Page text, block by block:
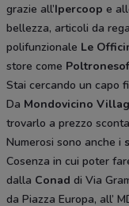
grazie all’Ipercoop e
bellezza, articoli da
polifunzionale Le
store come
Stai cercando un capo
Da Mondovicino
trovarlo a prezzo
Numerosi sono anche i
Cosenza in cui poter
dalla Conad di Via
da Piazza Europa, all’